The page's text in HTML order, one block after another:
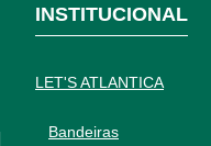
INSTITUCIONAL
LET'S ATLANTICA
Bandeiras